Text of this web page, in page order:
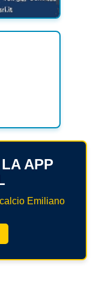
APP
Emiliano